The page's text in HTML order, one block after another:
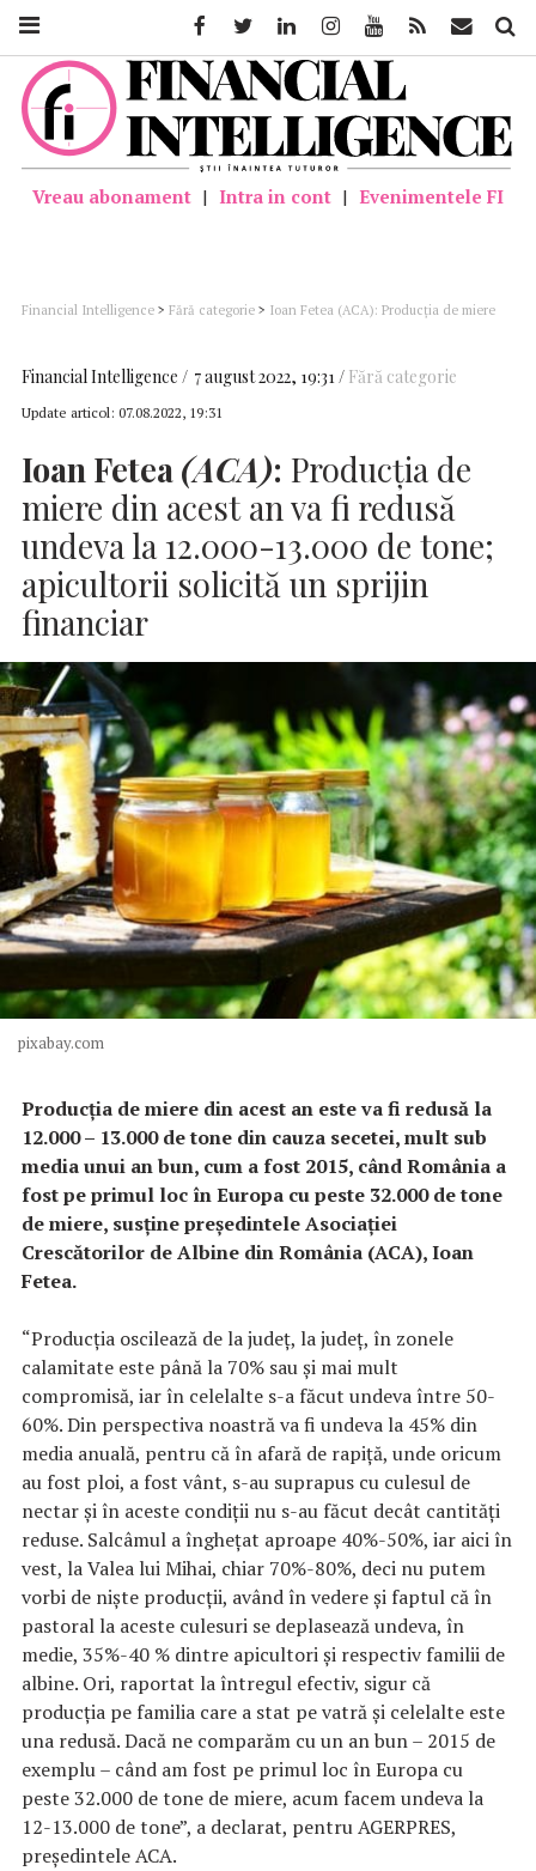
Vreau abonament | Intra in cont | Evenimentele FI
Financial Intelligence > Fără categorie > Ioan Fetea (ACA): Producţia de miere
Financial Intelligence 7 august 2022, 19:31 Fără categorie
Update articol: 07.08.2022, 19:31
Ioan Fetea(ACA): Producţia de
miere din acest an va fi redusă
undeva la 12.000-13.000 de tone;
apicultorii solicită un sprijin
financiar
pixabay.com
Producţia de miere din acest an este va fi redusă la
12.000 – 13.000 de tone din cauza secetei, mult sub
media unui an bun, cum a fost 2015, când România a
fost pe primul loc în Europa cu peste 32.000 de tone
de miere, susţine preşedintele Asociaţiei
Crescătorilor de Albine din România (ACA), Ioan
Fetea.
“Producţia oscilează de la judeţ, la judeţ, în zonele
calamitate este până la 70% sau şi mai mult
compromisă, iar în celelalte s-a făcut undeva între 50-
60%. Din perspectiva noastră va fi undeva la 45% din
media anuală, pentru că în afară de rapiţă, unde oricum
au fost ploi, a fost vânt, s-au suprapus cu culesul de
nectar şi în aceste condiţii nu s-au făcut decât cantităţi
reduse. Salcâmul a îngheţat aproape 40%-50%, iar aici în
vest, la Valea lui Mihai, chiar 70%-80%, deci nu putem
vorbi de nişte producţii, având în vedere şi faptul că în
pastoral la aceste culesuri se deplasează undeva, în
medie, 35%-40 % dintre apicultori şi respectiv familii de
albine. Ori, raportat la întregul efectiv, sigur că
producţia pe familia care a stat pe vatră şi celelalte este
una redusă. Dacă ne comparăm cu un an bun – 2015 de
exemplu – când am fost pe primul loc în Europa cu
peste 32.000 de tone de miere, acum facem undeva la
12-13.000 de tone”, a declarat, pentru AGERPRES,
preşedintele ACA.
FacebookTwitter LinkedinInstagramYoutube Feed Mail